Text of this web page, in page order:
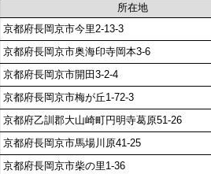
所在地
京都府長岡京市今里2-13-3
京都府長岡京市奥海印寺岡本3-6
京都府長岡京市開田3-2-4
京都府長岡京市梅が丘1-72-3
京都府乙訓郡大山崎町円明寺葛原51-26
京都府長岡京市馬場川原41-25
京都府長岡京市柴の里1-36